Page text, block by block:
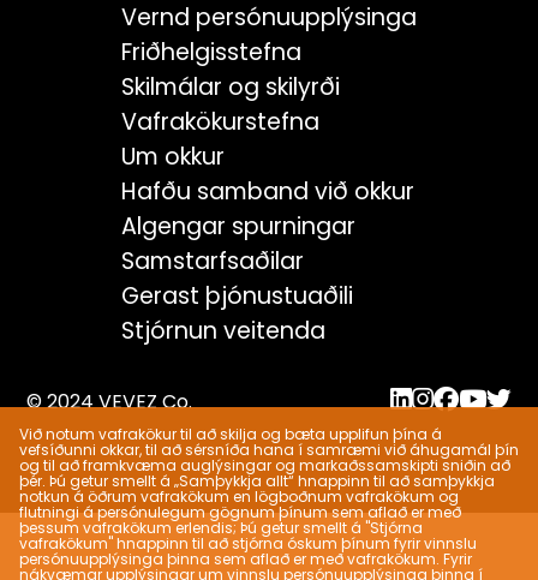
Við notum vafrakökur til að skilja og bæta upplifun þína á
vefsíðunni okkar, til að sérsníða hana í samræmi við áhugamál þín
og til að framkvæma auglýsingar og markaðssamskipti sniðin að
þér. Þú getur smellt á „Samþykkja allt“ hnappinn til að samþykkja
notkun á öðrum vafrakökum en lögboðnum vafrakökum og
flutningi á persónulegum gögnum þínum sem aflað er með
þessum vafrakökum erlendis; Þú getur smellt á "Stjórna
vafrakökum" hnappinn til að stjórna óskum þínum fyrir vinnslu
persónuupplýsinga þinna sem aflað er með vafrakökum. Fyrir
nákvæmar upplýsingar um vinnslu persónuupplýsinga þinna í
Vernd persónuupplýsinga
Friðhelgisstefna
Skilmálar og skilyrði
Vafrakökurstefna
Um okkur
Hafðu samband við okkur
Algengar spurningar
Samstarfsaðilar
Gerast þjónustuaðili
Stjórnun veitenda
© 2024 VEVEZ Co.